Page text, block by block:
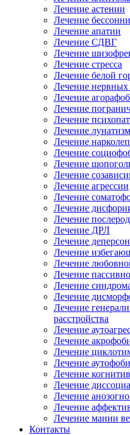
Лечение астении
Лечение
Лечение апатии
Лечение СДВГ
Лечение
Лечение стресса
Лечение белой
Лечение нервных
Лечение
Лечение
Лечение
Лечение
Лечение
Лечение
Лечение
Лечение
Лечение агрессии
Лечение
Лечение
Лечение
Лечение ДРЛ
Лечение
Лечение
Лечение
Лечение
Лечение
Лечение
Лечение
расстройства
Лечение
Лечение
Лечение
Лечение
Лечение
Лечение
Лечение
Лечение
Лечение мании
Контакты